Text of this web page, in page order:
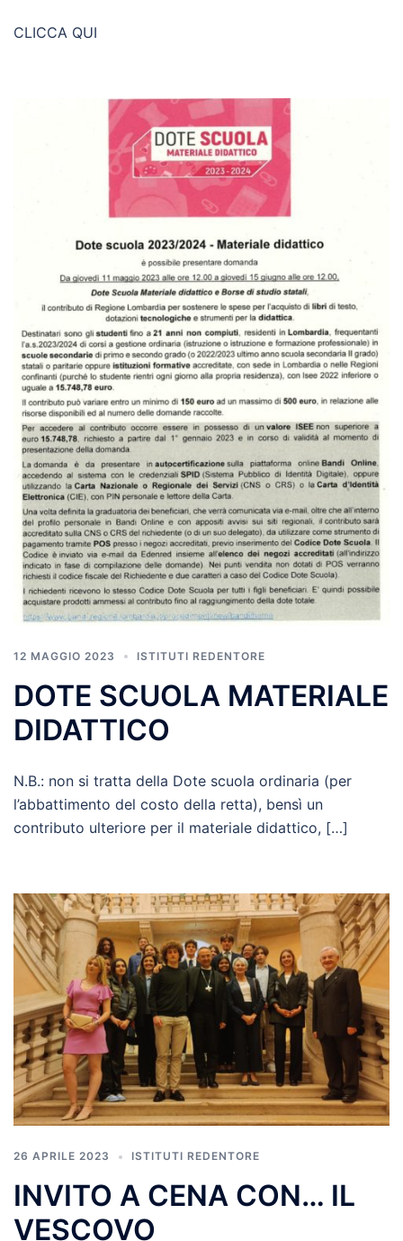
CLICCA QUI
12 MAGGIO 2023 ISTITUTI REDENTORE
DOTE SCUOLA MATERIALE
DIDATTICO
N.B.: non si tratta della Dote scuola ordinaria (per
l’abbattimento del costo della retta), bensì un
contributo ulteriore per il materiale didattico, […]
26 APRILE 2023 ISTITUTI REDENTORE
INVITO A CENA CON… IL
VESCOVO